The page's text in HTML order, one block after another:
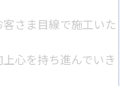
さま目線で施工いた
心を持ち進んでいき